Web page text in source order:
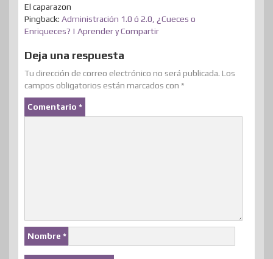
El caparazon
Pingback: Administración 1.0 ó 2.0, ¿Cueces o
Enriqueces? | Aprender y Compartir
Deja una respuesta
Tu dirección de correo electrónico no será publicada. Los
campos obligatorios están marcados con *
Comentario *
Nombre *